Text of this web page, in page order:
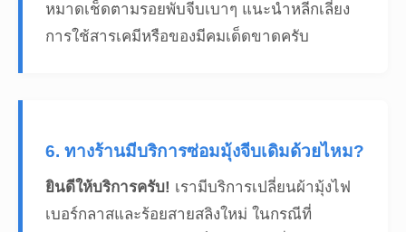
หมาดเช็ดตามรอยพับจีบเบาๆ แนะนำหลีกเลี่ยง
การใช้สารเคมีหรือของมีคมเด็ดขาดครับ
6. ทางร้านมีบริการซ่อมมุ้งจีบเดิมด้วยไหม?
ยินดีให้บริการครับ! เรามีบริการเปลี่ยนผ้ามุ้งไฟ
เบอร์กลาสและร้อยสายสลิงใหม่ ในกรณีที่